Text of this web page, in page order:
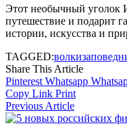
Этот необычный уголок
путешествие и подарит
истории, искусства и
TAGGED:волки
Share This Article
Pinterest Whatsapp
Copy Link Print
Previous Article